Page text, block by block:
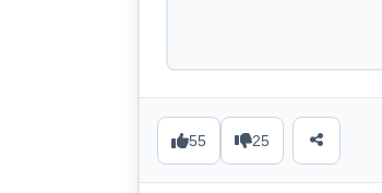
55 25